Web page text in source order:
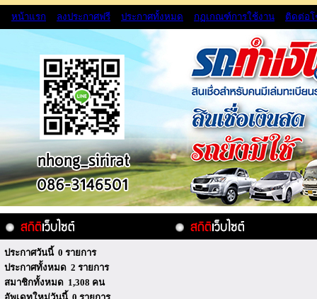
หน้าแรก ลงประกาศฟรี ประกาศทั้งหมด กฏเกณฑ์การใช้งาน ติดต่อ
ประกาศวันนี้ 0 รายการ
ประกาศทั้งหมด 2 รายการ
สมาชิกทั้งหมด 1,308 คน